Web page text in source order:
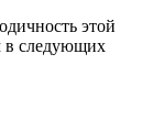
этой
в следующих